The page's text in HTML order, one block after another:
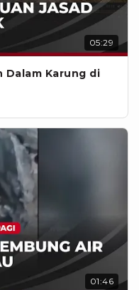
05:29
Dalam Karung di
01:46